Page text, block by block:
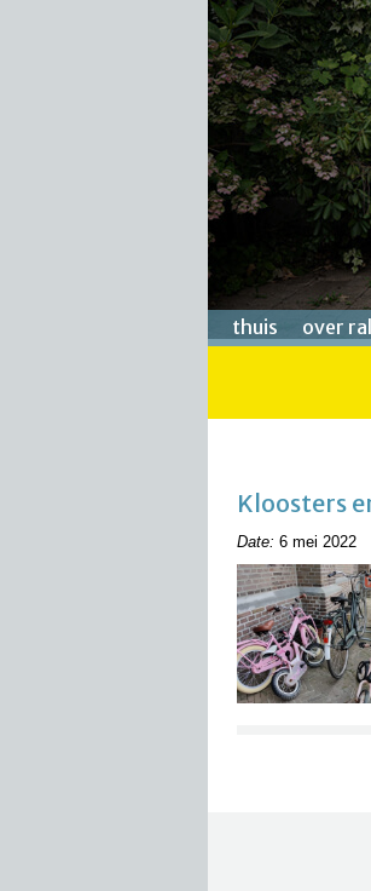
thuis over
Kloosters
Date: 6 mei 2022